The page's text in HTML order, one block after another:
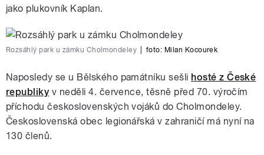
jako plukovník Kaplan.
Rozsáhlý park u zámku Cholmondeley foto: Milan Kocourek
Naposledy se u Bělského památníku sešli hosté z České
republiky v neděli 4. července, těsně před 70. výročím
příchodu československých vojáků do Cholmondeley.
Československá obec legionářská v zahraničí má nyní na
130 členů.